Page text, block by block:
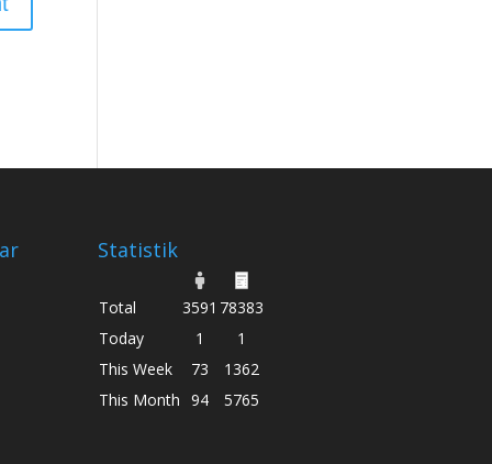
Statistik
Total 3591 78383
Today
1
1
This Week
73
1362
This Month 94 5765